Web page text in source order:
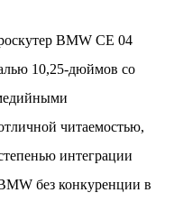
BMW CE 04
10,25-дюймов со
читаемостью,
интеграции
без конкуренции в